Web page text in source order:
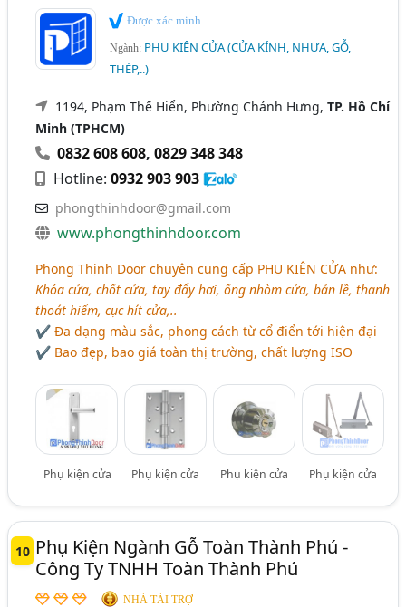
Được xác minh
Ngành: PHỤ KIỆN CỬA (CỬA KÍNH, NHỰA, GỖ,
THÉP,..)
1194, Phạm Thế Hiển, Phường Chánh Hưng,TP. Hồ Chí
Minh (TPHCM)
0832 608 608,0829 348 348
Hotline:0932 903 903
phongthinhdoor@gmail.com
www.phongthinhdoor.com
Phong Thịnh Door chuyên cung cấp PHỤ KIỆN CỬA như:
Khóa cửa, chốt cửa, tay đẩy hơi, ống nhòm cửa, bản lề, thanh
thoát hiểm, cục hít cửa,..
✔ Đa dạng màu sắc, phong cách từ cổ điển tới hiện đại
✔ Bao đẹp, bao giá toàn thị trường, chất lượng ISO
Phụ kiện cửa Phụ kiện cửa Phụ kiện cửa Phụ kiện cửa
10 Phụ Kiện Ngành Gỗ Toàn Thành Phú -
Công Ty TNHH Toàn Thành Phú
NHÀ TÀI TRỢ